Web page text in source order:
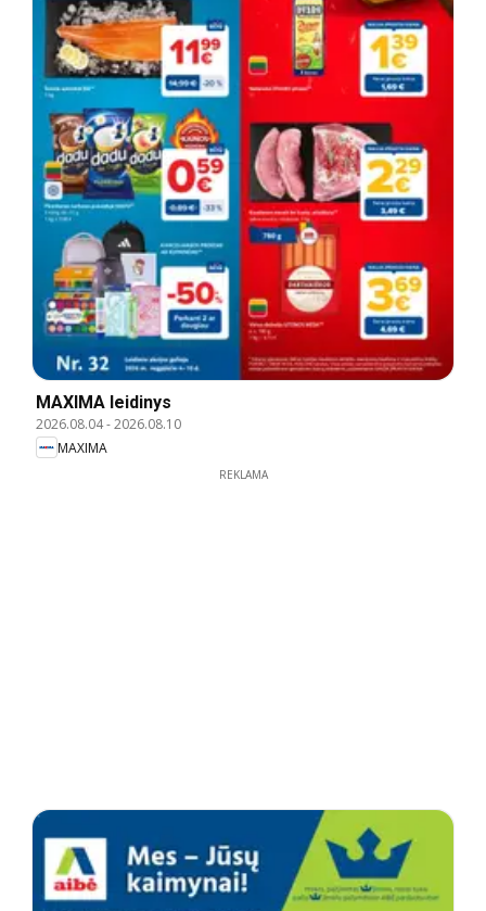
MAXIMA leidinys
2026.08.04-2026.08.10
MAXIMA
REKLAMA